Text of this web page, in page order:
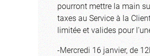
pourront mettre la main
taxes au Service à la
limitée et valides pour
-Mercredi 16 janvier, de